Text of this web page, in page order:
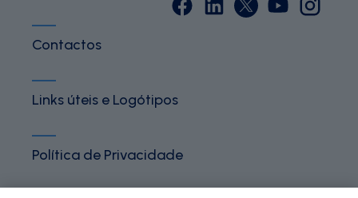
Contactos
Links úteis e Logótipos
Política de Privacidade